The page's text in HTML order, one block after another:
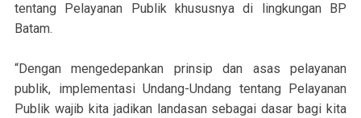
tentang Pelayanan Publik khususnya di lingkungan BP
Batam.
“Dengan mengedepankan prinsip dan asas pelayanan
publik, implementasi Undang-Undang tentang Pelayanan
Publik wajib kita jadikan landasan sebagai dasar bagi kita